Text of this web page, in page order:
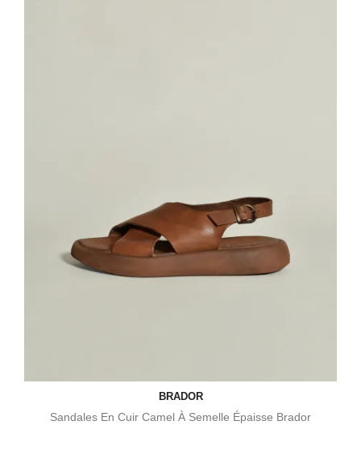
BRADOR
Sandales En Cuir Camel À Semelle Épaisse Brador